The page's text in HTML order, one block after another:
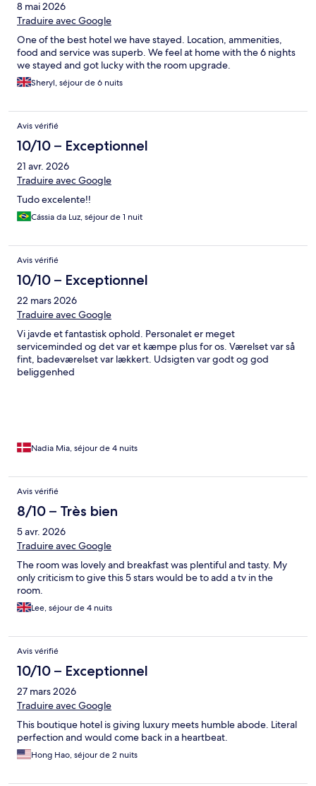
8 mai 2026
Traduire avec Google
One of the best hotel we have stayed. Location, ammenities,
food and service was superb. We feel at home with the 6 nights
we stayed and got lucky with the room upgrade.
Sheryl, séjour de 6 nuits
Avis vérifié
10/10 – Exceptionnel
21 avr. 2026
Traduire avec Google
Tudo excelente!!
Cássia da Luz, séjour de 1 nuit
Avis vérifié
10/10 – Exceptionnel
22 mars 2026
Traduire avec Google
Vi javde et fantastisk ophold. Personalet er meget
serviceminded og det var et kæmpe plus for os. Værelset var så
fint, badeværelset var lækkert. Udsigten var godt og god
beliggenhed
Nadia Mia, séjour de 4 nuits
Avis vérifié
8/10 – Très bien
5 avr. 2026
Traduire avec Google
The room was lovely and breakfast was plentiful and tasty. My
only criticism to give this 5 stars would be to add a tv in the
room.
Lee, séjour de 4 nuits
Avis vérifié
10/10 – Exceptionnel
27 mars 2026
Traduire avec Google
This boutique hotel is giving luxury meets humble abode. Literal
perfection and would come back in a heartbeat.
Hong Hao, séjour de 2 nuits